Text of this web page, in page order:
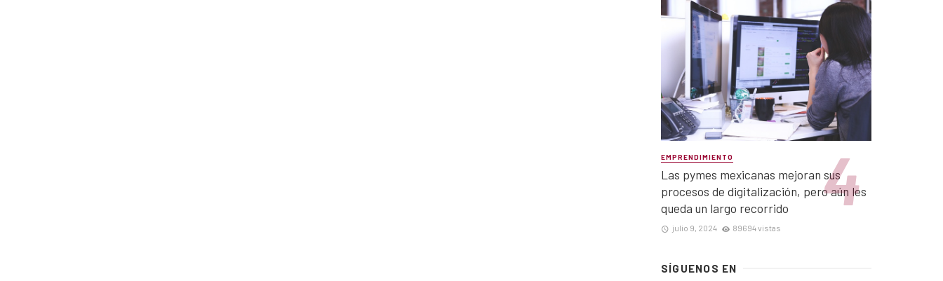
EMPRENDIMIENTO
Las pymes mexicanas mejoran sus
procesos de digitalización, pero aún les
queda un largo recorrido
julio 9, 2024 89694 vistas
SÍGUENOS EN